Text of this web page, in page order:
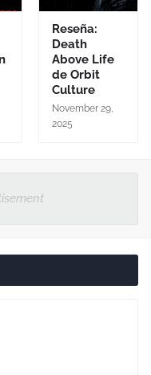
Reseña:
Death
Above Life
de Orbit
Culture
November 29,
2025